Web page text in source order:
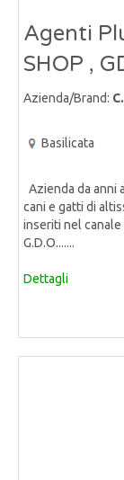
Agenti
SHOP ,
Azienda/Brand:
Basilicata
Azienda da anni
cani e gatti di
inseriti nel canale
G.D.O.......
Dettagli